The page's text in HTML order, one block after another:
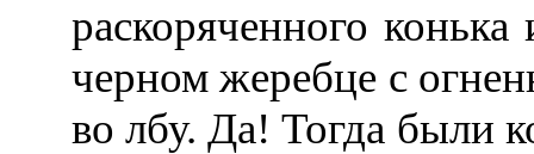
раскоряченного
черном жеребце с
во лбу. Да! Тогда были